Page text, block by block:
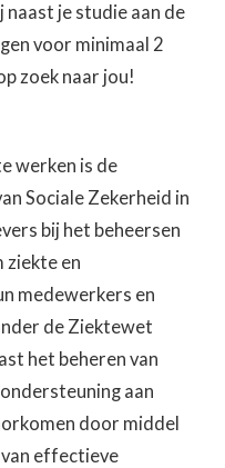
naast je studie aan de
voor minimaal 2
zoek naar jou!
werken is de
Sociale Zekerheid in
bij het beheersen
ziekte en
medewerkers en
de Ziektewet
het beheren van
aan
door middel
effectieve